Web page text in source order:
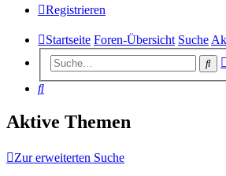
Registrieren
Startseite Foren-Übersicht Suche
Suche
Aktive Themen
Zur erweiterten Suche